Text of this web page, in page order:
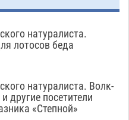
натуралиста.
лотосов беда
натуралиста. Волк-
другие посетители
«Степной»